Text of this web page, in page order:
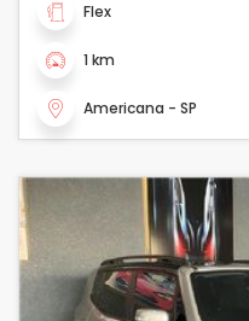
Flex
1 km
Americana - SP